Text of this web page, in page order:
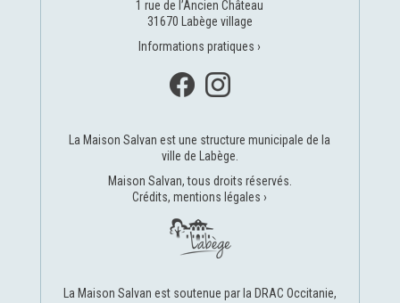
1 rue de l’Ancien Château
31670 Labège village
Informations pratiques ›
La Maison Salvan est une structure municipale de la
ville de Labège
Maison Salvan, tous droits réservés.
Crédits, mentions légales ›
La Maison Salvan est soutenue par la DRAC Occitanie,